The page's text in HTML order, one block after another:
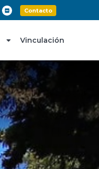
Contacto
Vinculación